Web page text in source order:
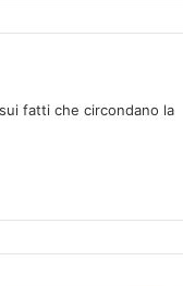
fatti che circondano la